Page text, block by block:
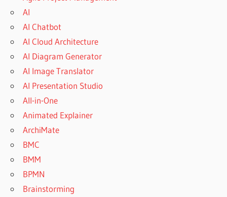
AI
AI Chatbot
AI Cloud Architecture
AI Diagram Generator
AI Image Translator
AI Presentation Studio
All-in-One
Animated Explainer
ArchiMate
BMC
BMM
BPMN
Brainstorming